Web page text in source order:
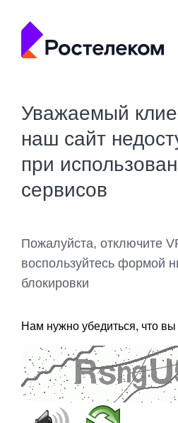
Уважаемый
наш сайт
при
сервисов
Пожалуйста, отключите
воспользуйтесь формой
блокировки
Нам нужно убедиться, что